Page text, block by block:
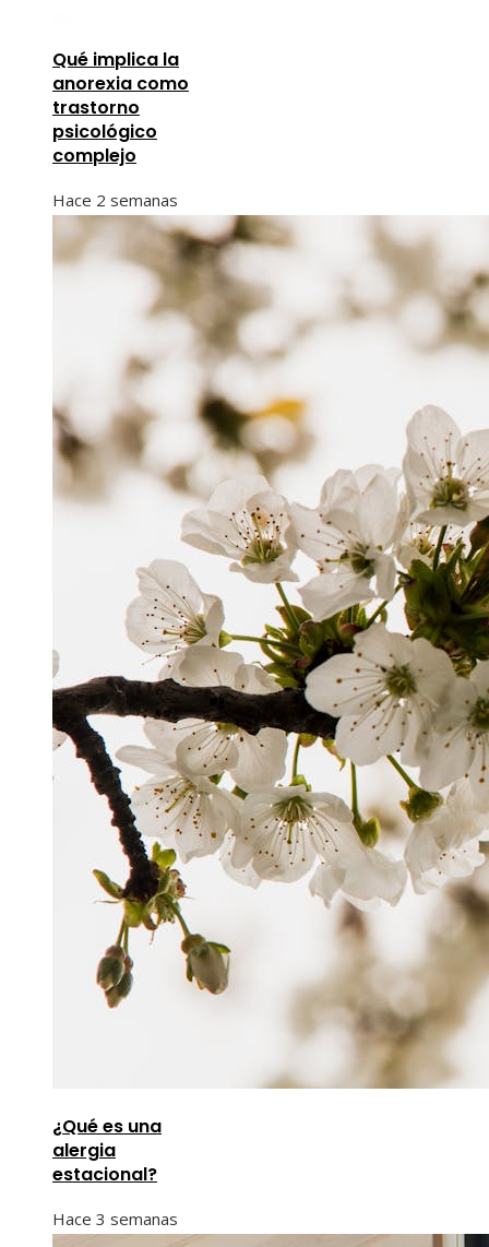
Qué implica la
anorexia como
trastorno
psicológico
complejo
Hace 2 semanas
¿Qué es una
alergia
estacional?
Hace 3 semanas